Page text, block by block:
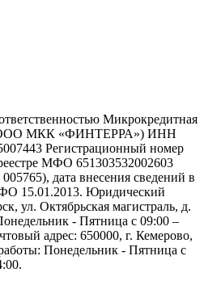
Микрокредитная
МКК «ФИНТЕРРА») ИНН
Регистрационный номер
МФО 651303532002603
дата внесения сведений в
15.01.2013. Юридический
ул. Октябрьская магистраль, д.
- Пятница с 09:00 –
адрес: 650000, г. Кемерово,
Понедельник - Пятница с